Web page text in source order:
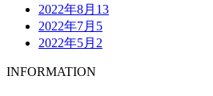
2022年8月 13
2022年7月 5
2022年5月 2
INFORMATION